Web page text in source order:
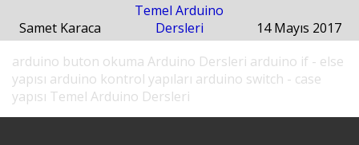
Samet Karaca
Temel Arduino
Dersleri
14 Mayıs 2017
arduino buton okuma Arduino Dersleri arduino if - else
yapısı arduino kontrol yapıları arduino switch - case
yapısı Temel Arduino Dersleri